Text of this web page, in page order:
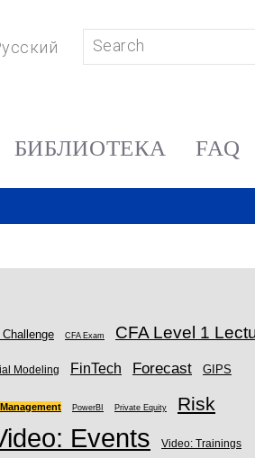
БИБЛИОТЕКА FAQ
Challenge CFA Exam CFA Level 1
Modeling FinTech Forecast GIPS
PowerBI Private Equity
Risk
Events Video: Trainings